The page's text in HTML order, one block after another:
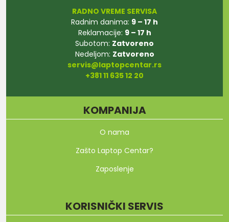
RADNO VREME SERVISA
Radnim danima: 9 – 17 h
Reklamacije: 9 – 17 h
Subotom: Zatvoreno
Nedeljom: Zatvoreno
servis@laptopcentar.rs
+381 11 635 12 20
KOMPANIJA
O nama
Zašto Laptop Centar?
Zaposlenje
KORISNIČKI SERVIS